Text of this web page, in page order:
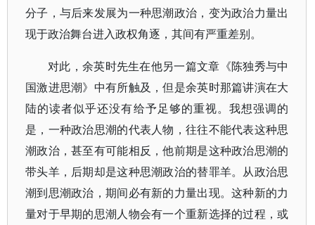
分子，与后来发展为一种思潮政治，变为政治力量出
现于政治舞台进入政权角逐，其间有严重差别。
对此，余英时先生在他另一篇文章《陈独秀与中
国激进思潮》中有所触及，但是余英时那篇讲演在大
陆的读者似乎还没有给予足够的重视。我想强调的
是，一种政治思潮的代表人物，往往不能代表这种思
潮政治，甚至有可能相反，他前期是这种政治思潮的
带头羊，后期却是这种思潮政治的替罪羊。从政治思
潮到思潮政治，期间必有新的力量出现。这种新的力
量对于早期的思潮人物会有一个重新选择的过程，或